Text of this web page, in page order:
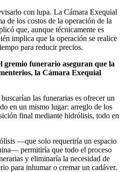
con lupa. La Cámara Exequial
de los costos de la operación de la
que, aunque técnicamente es
implica que la operación se realice
para reducir precios.
gremio funerario aseguran que la
la Cámara Exequial
las funerarias es ofrecer un
en un mismo lugar: arreglo de los
final mediante hidrólisis, todo en
—que solo requeriría un espacio
permitiría que todo el proceso
y eliminaría la necesidad de
para inhumar o cremar un cadáver.